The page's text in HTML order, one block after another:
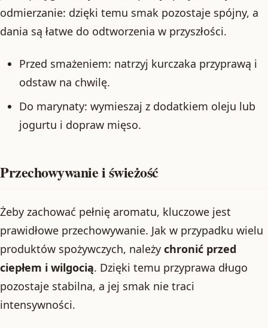
odmierzanie: dzięki temu smak pozostaje spójny, a
dania są łatwe do odtworzenia w przyszłości.
Przed smażeniem: natrzyj kurczaka przyprawą i
odstaw na chwilę.
Do marynaty: wymieszaj z dodatkiem oleju lub
jogurtu i dopraw mięso.
Przechowywanie i świeżość
Żeby zachować pełnię aromatu, kluczowe jest
prawidłowe przechowywanie. Jak w przypadku wielu
produktów spożywczych, należy chronić przed
ciepłem i wilgocią. Dzięki temu przyprawa długo
pozostaje stabilna, a jej smak nie traci
intensywności.